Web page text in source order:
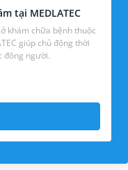
tại MEDLATEC
khám chữa bệnh thuộc
giúp chủ động thời
chế tiếp xúc đông người.